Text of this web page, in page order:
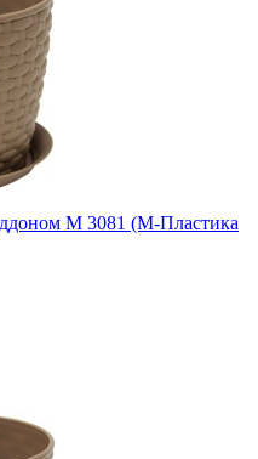
М 3081 (М-Пластика